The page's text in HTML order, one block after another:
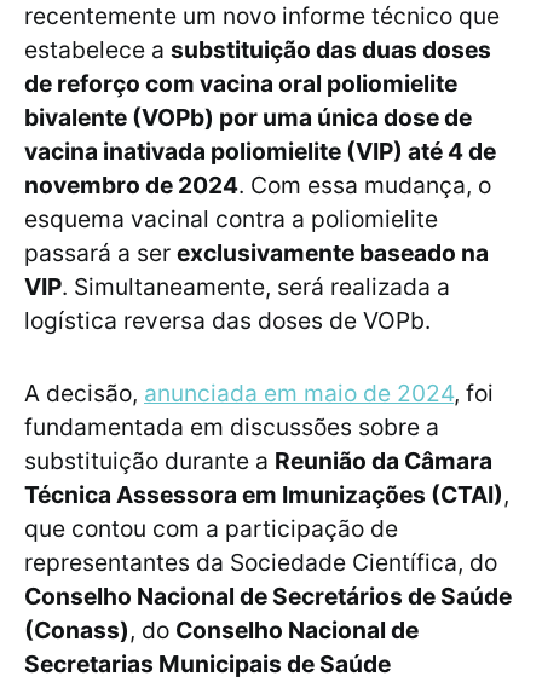
recentemente um novo informe técnico que
estabelece a substituição das duas doses
de reforço com vacina oral poliomielite
bivalente (VOPb) por uma única dose de
vacina inativada poliomielite (VIP) até 4 de
novembro de 2024. Com essa mudança, o
esquema vacinal contra a poliomielite
passará a ser exclusivamente baseado na
VIP. Simultaneamente, será realizada a
logística reversa das doses de VOPb.
A decisão, anunciada em maio de 2024, foi
fundamentada em discussões sobre a
substituição durante a Reunião da Câmara
Técnica Assessora em Imunizações (CTAI),
que contou com a participação de
representantes da Sociedade Científica, do
Conselho Nacional de Secretários de Saúde
(Conass), do Conselho Nacional de
Secretarias Municipais de Saúde